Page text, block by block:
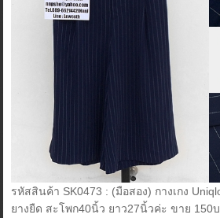
รหัสสินค้า SK0473 : (มือสอง) กางเกง
ยางยืด สะโพก40นิ้ว ยาว27นิ้วค่ะ ขาย 150